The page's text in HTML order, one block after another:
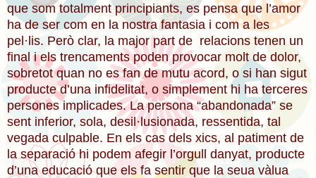
que som totalment principiants, es pensa que l’amor
ha de ser com en la nostra fantasia i com a les
pel·lis. Però clar, la major part de relacions tenen un
final i els trencaments poden provocar molt de dolor,
sobretot quan no es fan de mutu acord, o si han sigut
producte d’una infidelitat, o simplement hi ha terceres
persones implicades. La persona “abandonada” se
sent inferior, sola, desil·lusionada, ressentida, tal
vegada culpable. En els cas dels xics, al patiment de
la separació hi podem afegir l’orgull danyat, producte
d’una educació que els fa sentir que la seua vàlua